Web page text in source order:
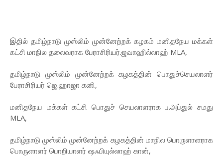
இதில் தமிழ்நாடு முஸ்லிம் முன்னேற்றக் கழகம் மனிதநேய மக்கள்
கட்சி மாநில தலைவராக பேராசிரியர்.ஜவாஹில்லாஹ் MLA,
தமிழ்நாடு முஸ்லிம் முன்னேற்றக் கழகத்தின் பொதுச்செயலாளர்
பேராசிரியர் ஜெ.ஹாஜா கனி,
மனிதநேய மக்கள் கட்சி பொதுச் செயலாளராக ப.அப்துல் சமது
MLA,
தமிழ்நாடு முஸ்லிம் முன்னேற்றக் கழகத்தின் மாநில பொருளாளராக
பொருளாளர் பொறியாளர் ஷஃபியுல்லாஹ் கான்,